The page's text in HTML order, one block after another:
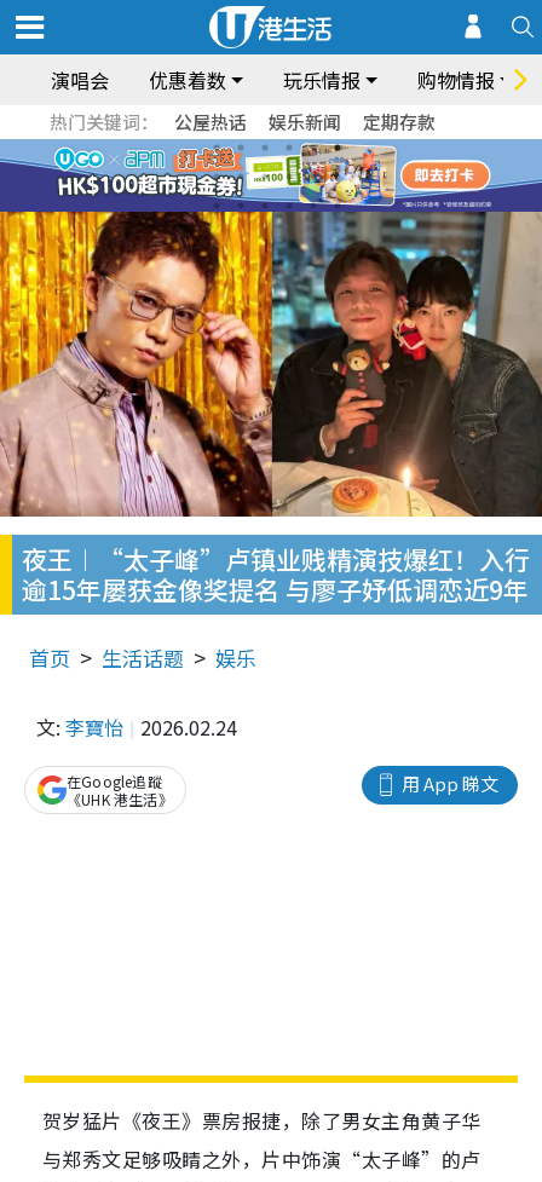
演唱会 优惠着数 玩乐情报 购物情报
热门关键词： 公屋热话 娱乐新闻 定期存款
夜王︱“太子峰”卢镇业贱精演技爆红！入行
逾15年屡获金像奖提名 与廖子妤低调恋近9年
首页 生活话题 娱乐
文: 李寶怡 2026.02.24
用 App 睇文
在Google追蹤
《UHK 港生活》
贺岁猛片《夜王》票房报捷，除了男女主角黄子华
与郑秀文足够吸睛之外，片中饰演“太子峰”的卢